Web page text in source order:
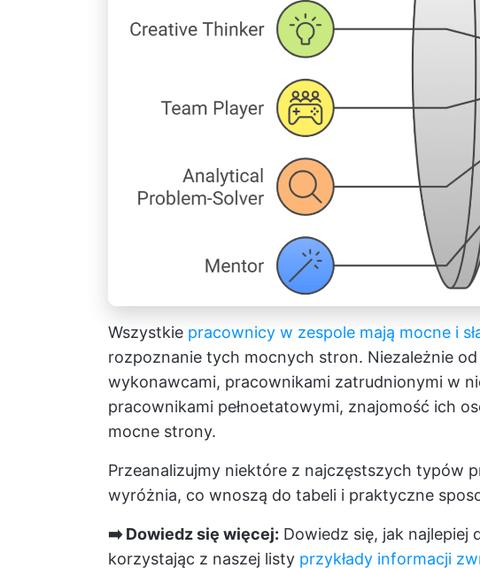
Wszystkie pracownicy w zespole mają mocne i
rozpoznanie tych mocnych stron. Niezależnie
wykonawcami, pracownikami zatrudnionymi w
pracownikami pełnoetatowymi, znajomość ich
mocne strony.
Przeanalizujmy niektóre z najczęstszych typów
wyróżnia, co wnoszą do tabeli i praktyczne
➡️ Dowiedz się więcej: Dowiedz się, jak
korzystając z naszej listy przykłady informacji